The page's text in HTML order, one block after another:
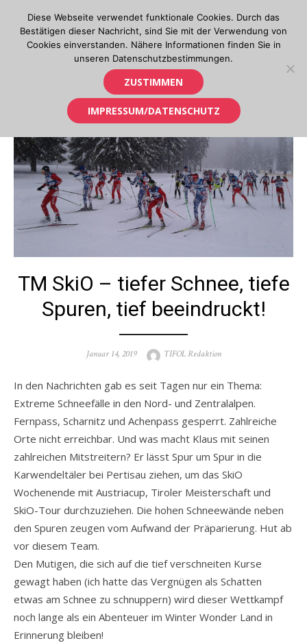
content
Orientierungslauf in Tirol
TM SkiO – tiefer Schnee, tiefe
Spuren, tief beeindruckt!
Posted
Januar 14, 2019 Author
TIFOL Redaktion
In den Nachrichten gab es seit Tagen nur ein Thema:
Extreme Schneefälle in den Nord- und Zentralalpen.
Fernpass, Scharnitz und Achenpass gesperrt. Zahlreiche
Orte nicht erreichbar. Und was macht Klaus mit seinen
zahlreichen Mitstreitern? Er lässt Spur um Spur in die
Karwendeltäler bei Pertisau ziehen, um das SkiO
Wochenende mit Austriacup, Tiroler Meisterschaft und
SkiO-Tour durchzuziehen. Die hohen Schneewände neben
den Spuren zeugen vom Aufwand der Präparierung. Hut ab
vor diesem Team.
Den Mutigen, die sich auf die tief verschneiten Kurse
gewagt haben (ich hatte das Vergnügen als Schatten
etwas am Schnee zu schnuppern) wird dieser Wettkampf
noch lange als ein Abenteuer im Winter Wonder Land in
Erinnerung bleiben!
Diese Webseite verwendet funktionale Cookies. Durch das
Bestätigen dieser Nachricht, sind Sie mit der Verwendung von
Cookies einverstanden. Nähere Informationen finden Sie in
unseren Datenschutzbestimmungen.
ZUSTIMMEN
IMPRESSUM/DATENSCHUTZ